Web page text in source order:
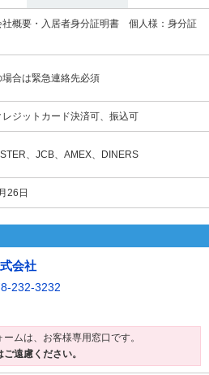
社概要・入居者身分証明書 個人様：身分証
合は緊急連絡先必須
ジットカード決済可、振込可
、JCB、AMEX、DINERS
26日
会社
232-3232
ムは、お客様専用窓口です。
遠慮ください。